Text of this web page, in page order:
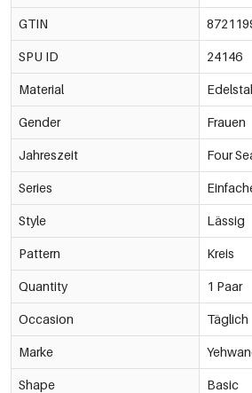
GTIN
SPU ID 24146
Material
Gender Frauen
Jahreszeit Four
Series
Style Lässig
Pattern Kreis
Quantity 1 Paar
Occasion Täglich
Marke
Shape Basic